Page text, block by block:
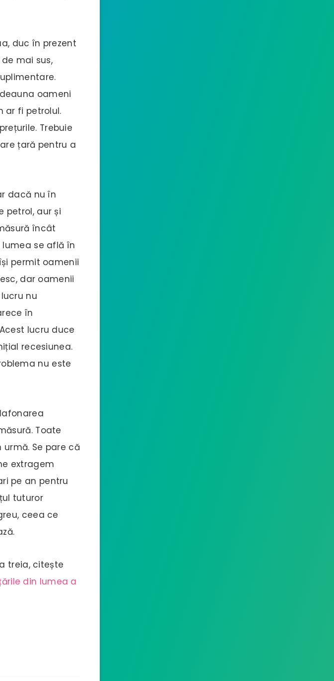
duc în prezent
mai sus,
oameni
ar fi petrolul.
Trebuie
țară pentru a
dacă nu în
petrol, aur și
încât
se află în
permit oamenii
dar oamenii
nu
în
lucru duce
recesiunea.
nu este
Toate
Se pare că
extragem
pe an pentru
tuturor
ceea ce
treia, citește
din lumea a